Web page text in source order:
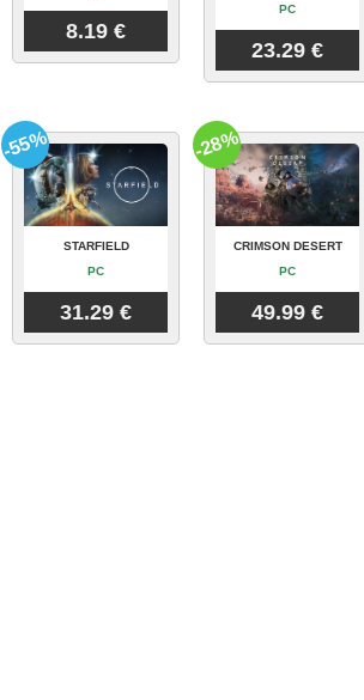
8.19 €
PC
23.29 €
STARFIELD
PC
31.29 €
-55%
CRIMSON DESERT
PC
49.99 €
-28%